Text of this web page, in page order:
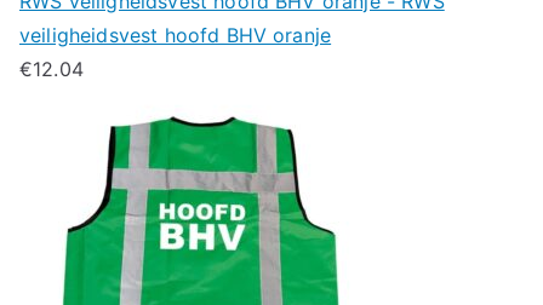
veiligheidsvest hoofd BHV oranje
€12.04